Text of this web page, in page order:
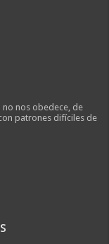
no nos obedece, de
patrones difíciles de